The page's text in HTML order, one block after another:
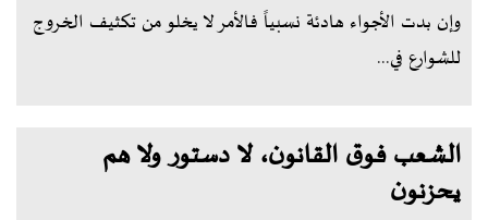
وإن بدت الأجواء هادئة نسبياً فالأمر لا يخلو من تكثيف الخروج
للشوارع في...
الشعب فوق القانون، لا دستور ولا هم
يحزنون